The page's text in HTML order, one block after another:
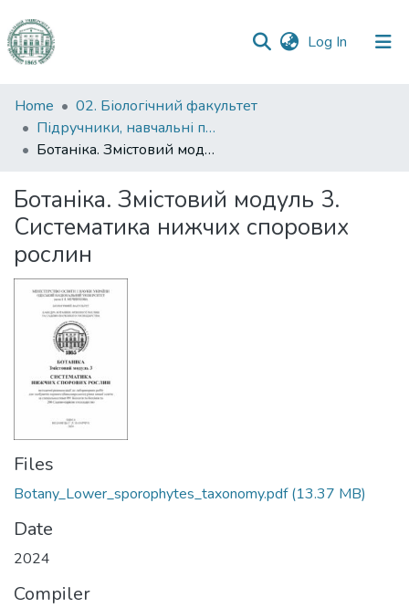
Log In (current)
Communities
&
Collections
Statistics
Home
02. Біологічний факультет
Підручники, навчальні посібники та інші науково- та навчально-методичні праці БФ
Ботаніка. Змістовий модуль 3. Систематика нижчих спорових рослин
Ботаніка. Змістовий модуль 3.
Систематика нижчих спорових
рослин
Files
Botany_Lower_sporophytes_taxonomy.pdf(13.37 MB)
Date
2024
Compiler